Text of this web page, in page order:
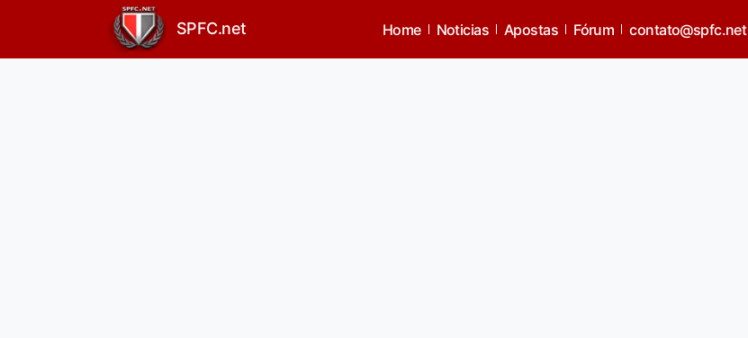
SPFC.net Home Noticias Apostas Fórum contato@spfc.net